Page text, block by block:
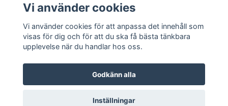
© Copyright 2026 Underlandet
Vi använder cookies
Vi använder cookies för att anpassa det innehåll som
visas för dig och för att du ska få bästa tänkbara
upplevelse när du handlar hos oss.
Godkänn alla
Inställningar